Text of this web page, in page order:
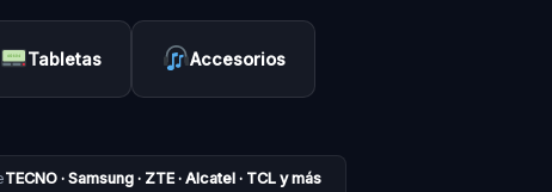
Tabletas Accesorios
TECNO · Samsung · ZTE · Alcatel · TCL y más